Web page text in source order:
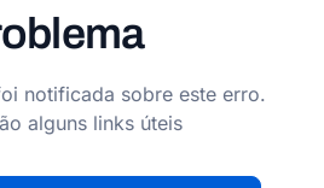
notificada sobre este erro.
alguns links úteis